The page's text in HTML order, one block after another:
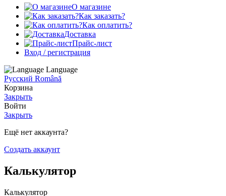
О магазине
Как заказать?
Как оплатить?
Доставка
Прайс-лист
Вход / регистрация
Language
Русский Română
Корзина
Закрыть
Войти
Закрыть
Ещё нет аккаунта?
Создать аккаунт
Калькулятор
Калькулятор